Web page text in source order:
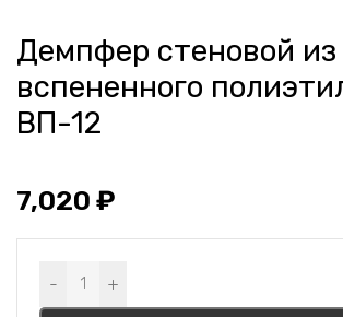
Демпфер стеновой из
вспененного
ВП-12
7,020 ₽
- +
Alternative: